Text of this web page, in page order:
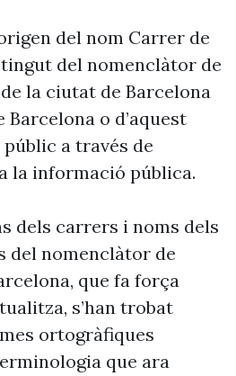
del nom Carrer de
del nomenclàtor de
la ciutat de Barcelona
Barcelona o d’aquest
a través de
la informació pública.
dels carrers i noms dels
del nomenclàtor de
que fa força
s’han trobat
ortogràfiques
que ara